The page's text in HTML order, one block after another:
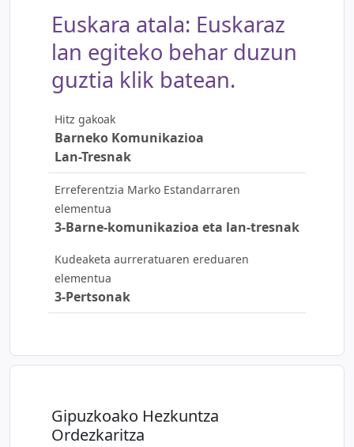
Euskara atala: Euskaraz
lan egiteko behar duzun
guztia klik batean.
Hitz gakoak
Barneko Komunikazioa
Lan-Tresnak
Erreferentzia Marko Estandarraren
elementua
3-Barne-komunikazioa eta lan-tresnak
Kudeaketa aurreratuaren ereduaren
elementua
3-Pertsonak
Gipuzkoako Hezkuntza
Ordezkaritza